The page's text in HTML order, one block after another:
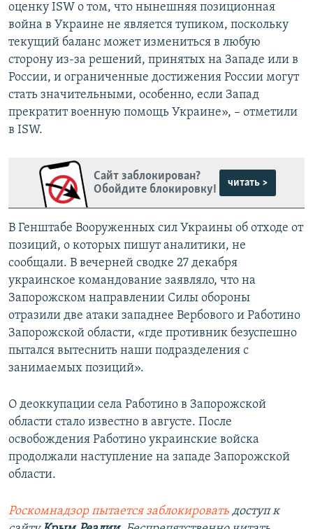
оценку ISW о том, что нынешняя позиционная
война в Украине не является тупиком, поскольку
текущий баланс может измениться в любую
сторону из-за решений, принятых на Западе или в
России, и ограниченные достижения России могут
стать значительными, особенно, если Запад
прекратит военную помощь Украине», – отметили
в ISW.
Сайт заблокирован?
Обойдите блокировку!
читать >
В Генштабе Вооруженных сил Украины об отходе от
позиций, о которых пишут аналитики, не
сообщали. В вечерней сводке 27 декабря
украинское командование заявляло, что на
Запорожском направлении Силы обороны
отразили две атаки западнее Вербового и Работино
Запорожской области, «где противник безуспешно
пытался вытеснить наши подразделения с
занимаемых позиций».
О деоккупации села Работино в Запорожской
области стало известно в августе. После
освобождения Работино украинские войска
продолжали наступление на западе Запорожской
области.
Роскомнадзор пытается заблокировать доступ к